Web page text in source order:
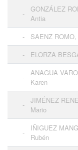
-
GONZÁLEZ
Antia
- SAENZ
-
ELORZA
-
ANAGUA
Karen
-
JIMÉNEZ
Mario
-
IÑIGUEZ
Rubén